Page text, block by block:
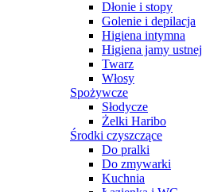
Dłonie i stopy
Golenie i depilacja
Higiena intymna
Higiena jamy ustnej
Twarz
Włosy
Spożywcze
Słodycze
Żelki Haribo
Środki czyszczące
Do pralki
Do zmywarki
Kuchnia